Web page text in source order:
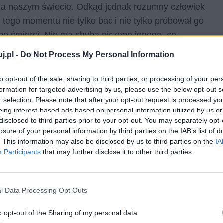
- Do Not Process My Personal Information
opt-out of the sale, sharing to third parties, or processing of your
for targeted advertising by us, please use the below opt-out
selection. Please note that after your opt-out request is processed
interest-based ads based on personal information utilized by us
to third parties prior to your opt-out. You may separately
of your personal information by third parties on the IAB’s list of
This information may also be disclosed by us to third parties on the
Participants that may further disclose it to other third parties.
Data Processing Opt Outs
opt-out of the Sharing of my personal data.
naszym świecie. Odkąd jednak rozumny człowiek
momentu nie tylko bać i nie tylko próbował go
śmierci. Nie ma chyba niczego innego, co
upływu tysiącleci, nadal nie jesteśmy oswojeni.
społeczeństwa. Omów
Ci fragmentów Rozmowy
swojej odpowiedzi uwzględnij
zarówno człowieka, jak i całego społeczeństwa.
która w dosyć rygorystyczny sposób wskazywała